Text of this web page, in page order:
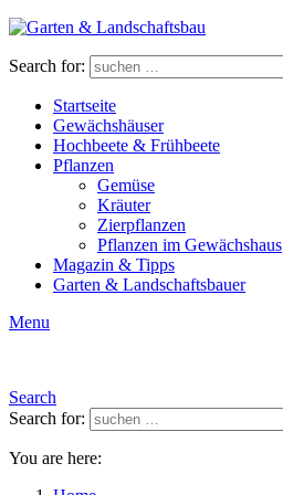
Search for:
Startseite
Gewächshäuser
Hochbeete & Frühbeete
Pflanzen
Gemüse
Kräuter
Zierpflanzen
Pflanzen im Gewächshaus
Magazin & Tipps
Garten & Landschaftsbauer
Menu
Search
Search for:
You are here: